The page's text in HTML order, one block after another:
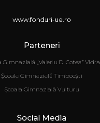
www.fonduri-ue.ro
Parteneri
Gimnazială „Valeriu D. Cotea” Vidra
Școala Gimnazială Timboești
Școala Gimnazială Vulturu
Social Media